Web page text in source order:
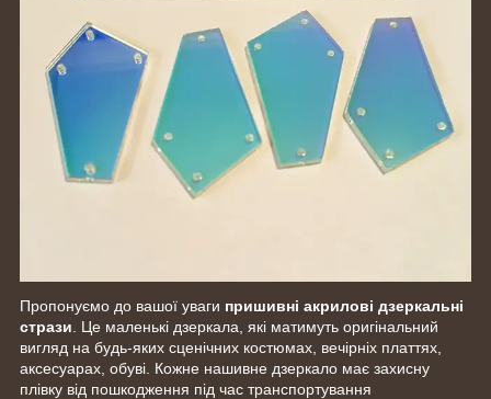
Пропонуємо до вашої уваги пришивні акрилові дзеркальні
стрази . Це маленькі дзеркала, які матимуть оригінальний
вигляд на будь-яких сценічних костюмах, вечірніх платтях,
аксесуарах, обуві. Кожне нашивне дзеркало має захисну
плівку від пошкодження під час транспортування